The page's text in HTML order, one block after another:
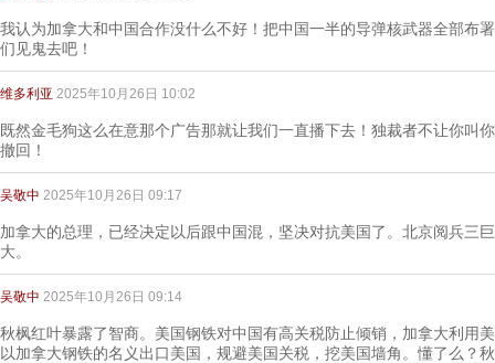
我认为加拿大和中国合作没什么不好！把中国一半的导弹核武器全部布
们见鬼去吧！
维多利亚 2025年10月26日 10:02
既然金毛狗这么在意那个广告那就让我们一直播下去！独裁者不让你叫
撤回！
吴敬中 2025年10月26日 09:17
加拿大的总理，已经决定以后跟中国混，坚决对抗美国了。北京阅兵三
大。
吴敬中 2025年10月26日 09:14
秋枫红叶暴露了智商。美国钢铁对中国有高关税防止倾销，加拿大利用
以加拿大钢铁的名义出口美国，规避美国关税，挖美国墙角。懂了么？